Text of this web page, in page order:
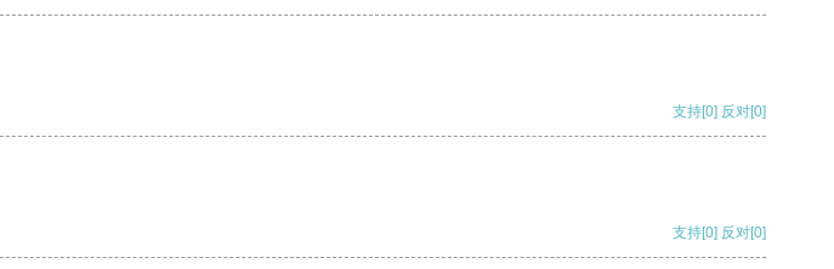
支持[0] 反对[0]
支持[0] 反对[0]